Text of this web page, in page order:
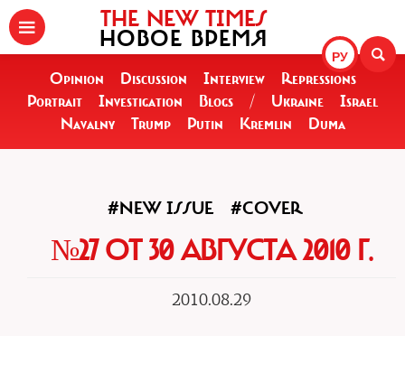
РУ
THE NEW TIMES
НОВОЕ ВРЕМЯ
Opinion Discussion Interview
Repressions
Portrait
Investigation Blogs / Ukraine
Israel
Navalny
Trump Putin Kremlin Duma
#NEW ISSUE #COVER
№27 ОТ 30 АВГУСТА 2010 Г.
2010.08.29